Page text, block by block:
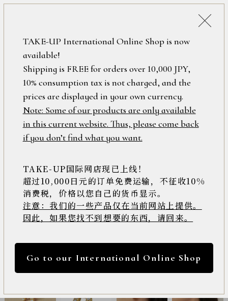
フリーワード
在庫なし含む
アイテム
ロ
グ
イ
ン
/
新
規
会
登
録
>>
Online
Shop
Item
TAKE-UP International Online Shop is now
available!
Shipping is FREE for orders over 10,000 JPY,
10% consumption tax is not charged, and the
prices are displayed in your own currency.
Note: Some of our products are only available
in this current website. Thus, please come back
if you don’t find what you want.
TAKE-UP国际网店现已上线！
超过10,000日元的订单免费运输，不征收10%
消费税，价格以您自己的货币显示。
注意：我们的一些产品仅在当前网站上提供。
因此，如果您找不到想要的东西，请回来。
Go to our International Online Shop